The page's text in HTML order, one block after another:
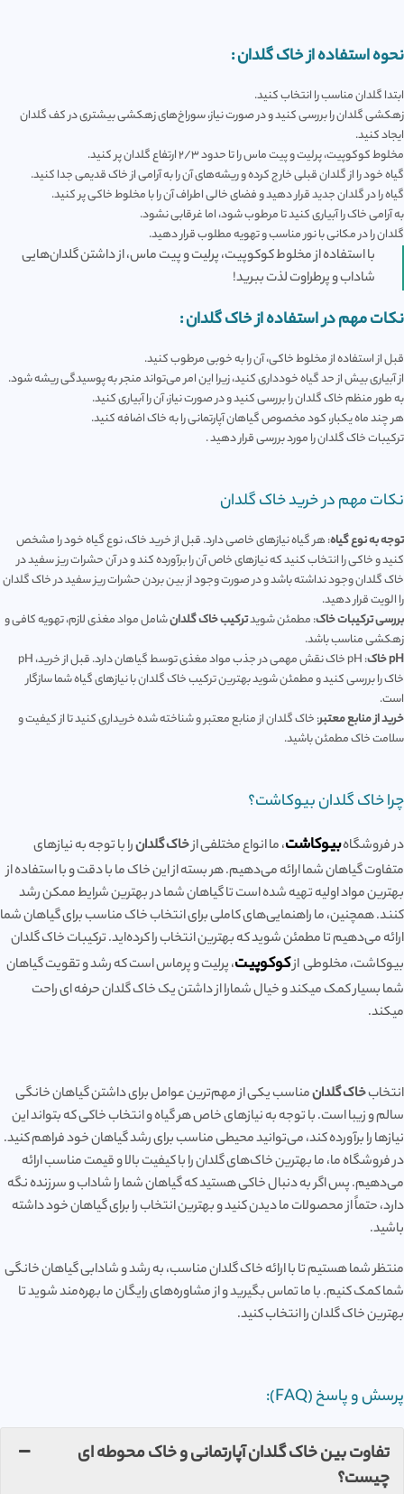
نحوه استفاده از خاک گلدان :
ابتدا گلدان مناسب را انتخاب کنید.
زهکشی گلدان را بررسی کنید و در صورت نیاز، سوراخ‌های زهکشی بیشتری در کف گلدان
ایجاد کنید.
مخلوط کوکوپیت، پرلیت و پیت ماس را تا حدود 2/3 ارتفاع گلدان پر کنید.
گیاه خود را از گلدان قبلی خارج کرده و ریشه‌های آن را به آرامی از خاک قدیمی جدا کنید.
گیاه را در گلدان جدید قرار دهید و فضای خالی اطراف آن را با مخلوط خاکی پر کنید.
به آرامی خاک را آبیاری کنید تا مرطوب شود، اما غرقابی نشود.
گلدان را در مکانی با نور مناسب و تهویه مطلوب قرار دهید.
با استفاده از مخلوط کوکوپیت، پرلیت و پیت ماس، از داشتن گلدان‌هایی
شاداب و پرطراوت لذت ببرید!
نکات مهم در استفاده از خاک گلدان :
قبل از استفاده از مخلوط خاکی، آن را به خوبی مرطوب کنید.
از آبیاری بیش از حد گیاه خودداری کنید، زیرا این امر می‌تواند منجر به پوسیدگی ریشه شود.
به طور منظم خاک گلدان را بررسی کنید و در صورت نیاز، آن را آبیاری کنید.
هر چند ماه یکبار، کود مخصوص گیاهان آپارتمانی را به خاک اضافه کنید.
ترکیبات خاک گلدان را مورد بررسی قرار دهید .
نکات مهم در خرید خاک گلدان
توجه به نوع گیاه: هر گیاه نیازهای خاصی دارد. قبل از خرید خاک، نوع گیاه خود را مشخص
کنید و خاکی را انتخاب کنید که نیازهای خاص آن را برآورده کند و در آن حشرات ریز سفید در
خاک گلدان وجود نداشته باشد و در صورت وجود از بین بردن حشرات ریز سفید در خاک گلدان
را الویت قرار دهید.
بررسی ترکیبات خاک: مطمئن شویدترکیب خاک گلدانشامل مواد مغذی لازم، تهویه کافی و
زهکشی مناسب باشد.
pH خاک
: pH خاک نقش مهمی در جذب مواد مغذی توسط گیاهان دارد. قبل از خرید، pH
خاک را بررسی کنید و مطمئن شوید بهترین ترکیب خاک گلدان با نیازهای گیاه شما سازگار
است.
خرید از منابع معتبر: خاک گلدان از منابع معتبر و شناخته شده خریداری کنید تا از کیفیت و
سلامت خاک مطمئن باشید.
چرا خاک گلدان بیوکاشت؟
در فروشگاهبیوکاشت، ما انواع مختلفی ازخاک گلدانرا با توجه به نیازهای
متفاوت گیاهان شما ارائه می‌دهیم. هر بسته از این خاک ما با دقت و با استفاده از
بهترین مواد اولیه تهیه شده است تا گیاهان شما در بهترین شرایط ممکن رشد
کنند. همچنین، ما راهنمایی‌های کاملی برای انتخاب خاک مناسب برای گیاهان شما
ارائه می‌دهیم تا مطمئن شوید که بهترین انتخاب را کرده‌اید. ترکیبات خاک گلدان
بیوکاشت، مخلوطی ازکوکوپیت، پرلیت و پرماس است که رشد و تقویت گیاهان
شما بسیار کمک میکند و خیال شمارا از داشتن یک خاک گلدان حرفه ای راحت
میکند.
انتخابخاک گلدانمناسب یکی از مهم‌ترین عوامل برای داشتن گیاهان خانگی
سالم و زیبا است. با توجه به نیازهای خاص هر گیاه و انتخاب خاکی که بتواند این
نیازها را برآورده کند، می‌توانید محیطی مناسب برای رشد گیاهان خود فراهم کنید.
در فروشگاه ما، ما بهترین خاک‌های گلدان را با کیفیت بالا و قیمت مناسب ارائه
می‌دهیم. پس اگر به دنبال خاکی هستید که گیاهان شما را شاداب و سرزنده نگه
دارد، حتماً از محصولات ما دیدن کنید و بهترین انتخاب را برای گیاهان خود داشته
باشید.
منتظر شما هستیم تا با ارائه خاک گلدان مناسب، به رشد و شادابی گیاهان خانگی
شما کمک کنیم. با ما تماس بگیرید و از مشاوره‌های رایگان ما بهره‌مند شوید تا
بهترین خاک گلدان را انتخاب کنید.
پرسش و پاسخ (FAQ):
تفاوت بین خاک گلدان آپارتمانی و خاک محوطه ای
چیست؟